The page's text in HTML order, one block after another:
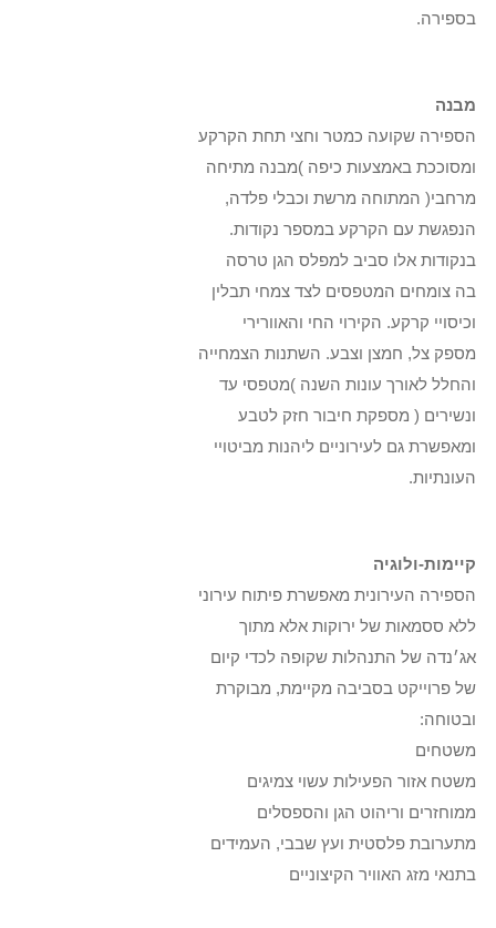
בספירה.
מבנה
הספירה שקועה כמטר וחצי תחת הקרקע
ומסוככת באמצעות כיפה )מבנה מתיחה
מרחבי( המתוחה מרשת וכבלי פלדה,
הנפגשת עם הקרקע במספר נקודות.
בנקודות אלו סביב למפלס הגן טרסה
בה צומחים המטפסים לצד צמחי תבלין
וכיסויי קרקע. הקירוי החי והאוורירי
מספק צל, חמצן וצבע. השתנות הצמחייה
והחלל לאורך עונות השנה )מטפסי עד
ונשירים ( מספקת חיבור חזק לטבע
ומאפשרת גם לעירוניים ליהנות מביטויי
העונתיות.
קיימות-ולוגיה
הספירה העירונית מאפשרת פיתוח עירוני
ללא ססמאות של ירוקות אלא מתוך
אג׳נדה של התנהלות שקופה לכדי קיום
של פרוייקט בסביבה מקיימת, מבוקרת
ובטוחה:
משטחים
משטח אזור הפעילות עשוי צמיגים
ממוחזרים וריהוט הגן והספסלים
מתערובת פלסטית ועץ שבבי, העמידים
בתנאי מזג האוויר הקיצוניים